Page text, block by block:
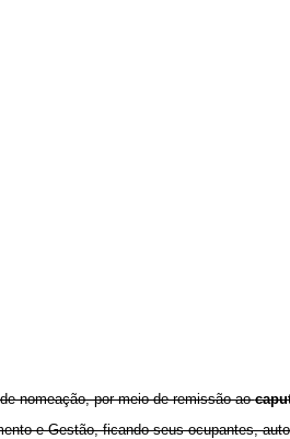
nomeação, por meio de remissão ao
e Gestão, ficando seus ocupantes,